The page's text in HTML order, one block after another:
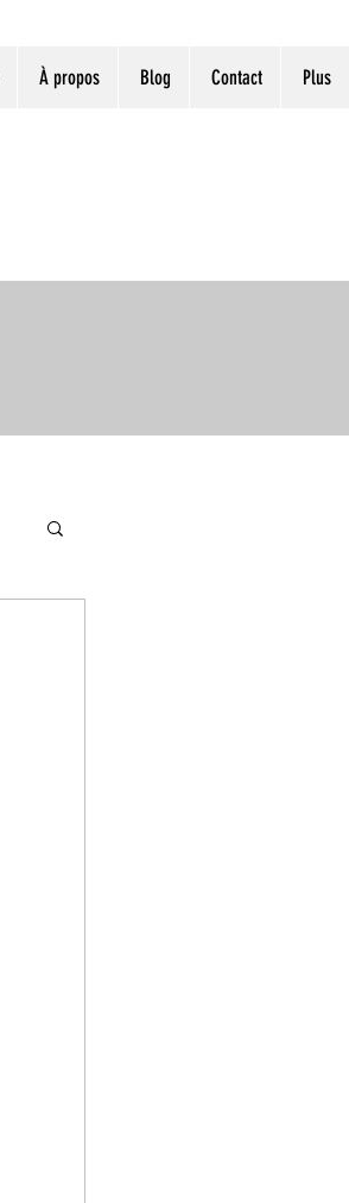
À propos Blog Contact Plus